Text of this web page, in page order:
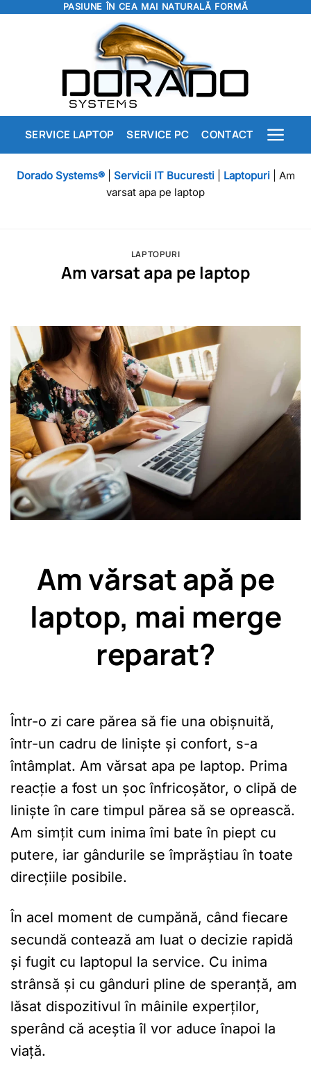
PASIUNE ÎN CEA MAI NATURALĂ FORMĂ
SERVICE LAPTOP SERVICE PC CONTACT
Dorado Systems®| Servicii IT Bucuresti| Laptopuri| Am
varsat apa pe laptop
LAPTOPURI
Am varsat apa pe laptop
Am vărsat apă pe
laptop, mai merge
reparat?
Într-o zi care părea să fie una obișnuită,
într-un cadru de liniște și confort, s-a
întâmplat. Am vărsat apa pe laptop. Prima
reacție a fost un șoc înfricoșător, o clipă de
liniște în care timpul părea să se oprească.
Am simțit cum inima îmi bate în piept cu
putere, iar gândurile se împrăștiau în toate
direcțiile posibile.
În acel moment de cumpănă, când fiecare
secundă contează am luat o decizie rapidă
și fugit cu laptopul la service. Cu inima
strânsă și cu gânduri pline de speranță, am
lăsat dispozitivul în mâinile experților,
sperând că aceștia îl vor aduce înapoi la
viață.